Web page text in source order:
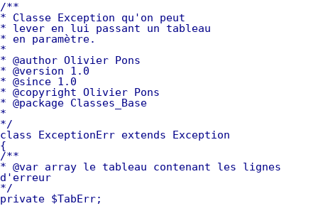
/**
* Classe Exception qu'on peut
* lever en lui passant un tableau
* en paramètre.
*
* @author Olivier Pons
* @version 1.0
* @since 1.0
* @copyright Olivier Pons
* @package Classes_Base
*
*/
class ExceptionErr extends Exception
{
/**
* @var array le tableau contenant les lignes
d'erreur
*/
private $TabErr;